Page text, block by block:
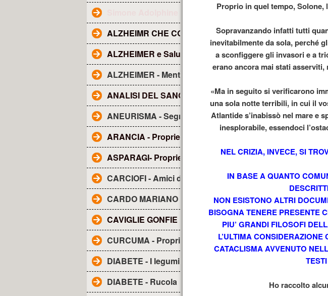
ALZHEIMR CHE COS'E'?
ALZHEIMER e Salute dentale
ALZHEIMER - Mentolo
ANALISI DEL SANGUE - Tutto quello che c'è da sapere
ANEURISMA - Segnali
ARANCIA - Proprietà
ASPARAGI- Proprietà
CARCIOFI - Amici del fegato
CARDO MARIANO - sue proprietà
CAVIGLIE GONFIE
CURCUMA - Proprietà
DIABETE - I legumi
DIABETE - Rucola
Proprio in quel tempo,
Sopravanzando infatti tutti
inevitabilmente da sola, perché
a sconfiggere gli invasori e a
erano ancora mai stati
«Ma in seguito si verificarono
una sola notte terribili, in cui il
Atlantide s’inabissò nel mare e
inesplorabile, essendoci
NEL CRIZIA, INVECE, SI
IN BASE A QUANTO
NON ESISTONO ALTRI
BISOGNA TENERE PRESENTE
PIU’ GRANDI FILOSOFI
L’ULTIMA CONSIDERAZIONE
CATACLISMA AVVENUTO
Ho raccolto